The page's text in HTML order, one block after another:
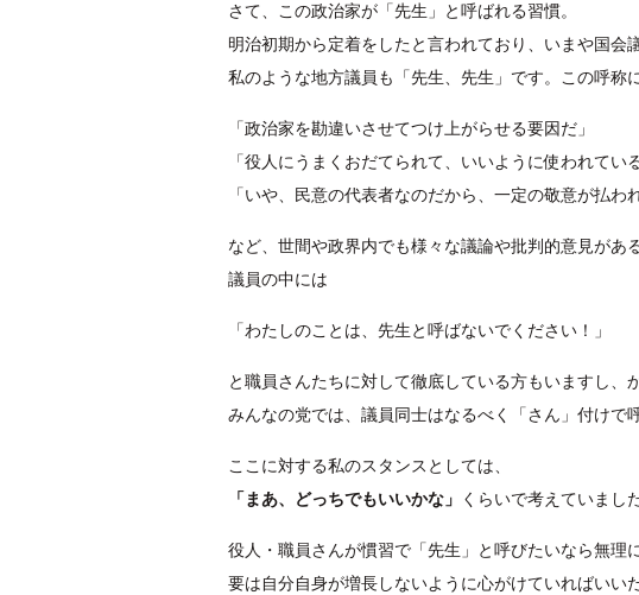
さて、この政治家が「先生」と呼ばれる習慣。
明治初期から定着をしたと言われており、いまや国会
私のような地方議員も「先生、先生」です。この呼称
「政治家を勘違いさせてつけ上がらせる要因だ」
「役人にうまくおだてられて、いいように使われている
「いや、民意の代表者なのだから、一定の敬意が払わ
など、世間や政界内でも様々な議論や批判的意見があ
議員の中には
「わたしのことは、先生と呼ばないでください！」
と職員さんたちに対して徹底している方もいますし、
みんなの党では、議員同士はなるべく「さん」付けで
ここに対する私のスタンスとしては、
「まあ、どっちでもいいかな」
くらいで考えていました
役人・職員さんが慣習で「先生」と呼びたいなら無理
要は自分自身が増長しないように心がけていればいい